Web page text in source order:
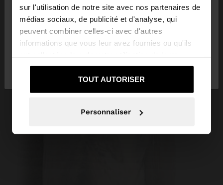
sur l'utilisation de notre site avec nos partenaires de
médias sociaux, de publicité et d'analyse, qui
peuvent combiner celles-ci avec d'autres
informations que vous leur avez fournies ou qu'ils
services.
TOUT AUTORISER
Personnaliser
Vous accédez au site depuis Luxembourg. Voulez-
vous parcourir notre site au United States?